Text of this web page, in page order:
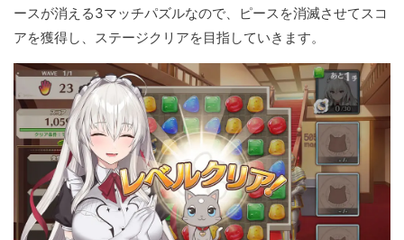
ースが消える3マッチパズルなので、ピースを消滅させてスコ
アを獲得し、ステージクリアを目指していきます。